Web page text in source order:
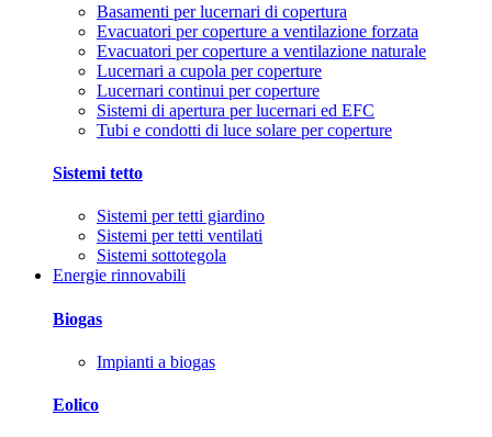
Basamenti per lucernari di copertura
Evacuatori per coperture a ventilazione forzata
Evacuatori per coperture a ventilazione naturale
Lucernari a cupola per coperture
Lucernari continui per coperture
Sistemi di apertura per lucernari ed EFC
Tubi e condotti di luce solare per coperture
Sistemi tetto
Sistemi per tetti giardino
Sistemi per tetti ventilati
Sistemi sottotegola
Energie rinnovabili
Biogas
Impianti a biogas
Eolico